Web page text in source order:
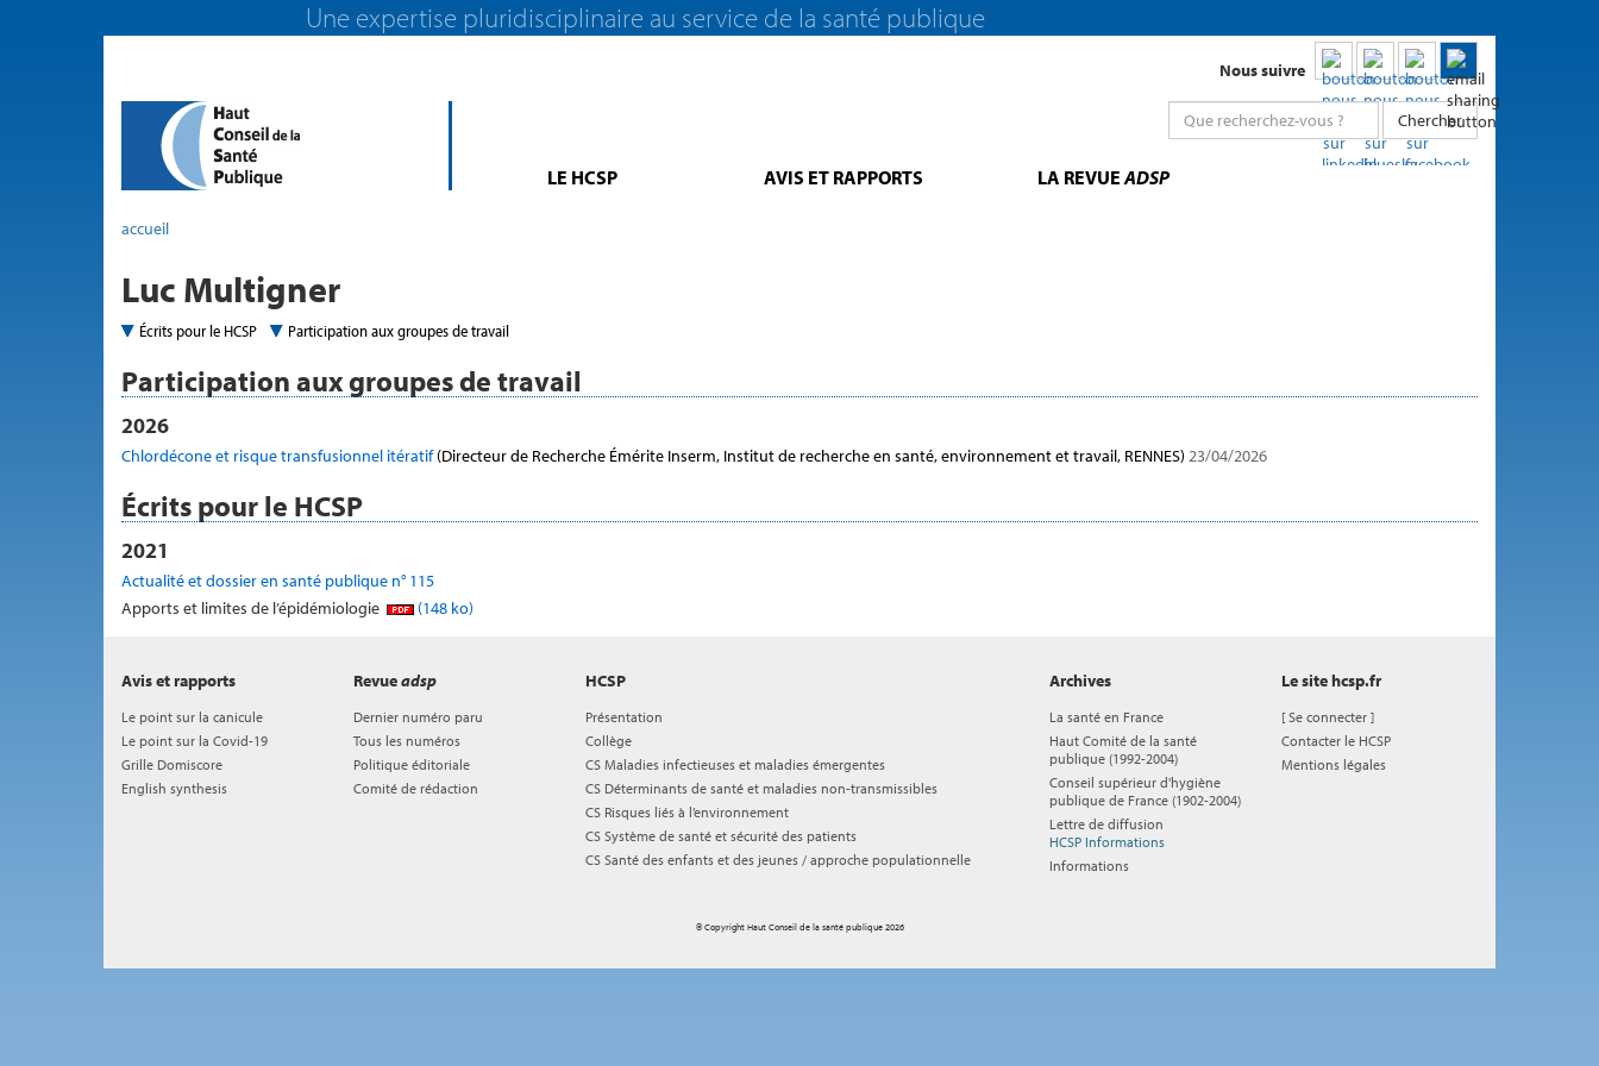
Une expertise pluridisciplinaire au service de la santé publique
Nous suivre
Chercher
LE HCSP AVIS ET RAPPORTS LA REVUEADSP
accueil
Luc Multigner
Écrits pour le HCSP Participation aux groupes de travail
Participation aux groupes de travail
2026
Chlordécone et risque transfusionnel itératif(Directeur de Recherche Émérite Inserm, Institut de recherche en santé, environnement et travail, RENNES) 23/04/2026
Écrits pour le HCSP
2021
Actualité et dossier en santé publique n° 115
Apports et limites de l’épidémiologie
(148 ko)
HCSP
Présentation
Collège
CS Maladies infectieuses et maladies émergentes
CS Déterminants de santé et maladies non-transmissibles
CS Risques liés à l’environnement
CS Système de santé et sécurité des patients
CS Santé des enfants et des jeunes / approche populationnelle
Avis et rapports
Le point sur la canicule
Le point sur la Covid-19
Grille Domiscore
English synthesis
Revueadsp
Dernier numéro paru
Tous les numéros
Politique éditoriale
Comité de rédaction
Archives
La santé en France
Haut Comité de la santé
publique (1992-2004)
Conseil supérieur d'hygiène
publique de France (1902-2004)
Lettre de diffusion
HCSP Informations
Informations
Le site hcsp.fr
[Se connecter ]
Contacter le HCSP
Mentions légales
© Copyright Haut Conseil de la santé publique 2026